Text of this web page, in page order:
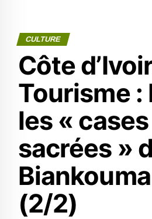
CULTURE
Côte
Tourisme :
les « cases
sacrées »
(2/2)